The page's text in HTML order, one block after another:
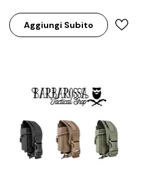
Aggiungi Subito